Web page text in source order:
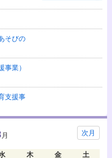
そびの
事業）
支援事
次月
月
木 金
土